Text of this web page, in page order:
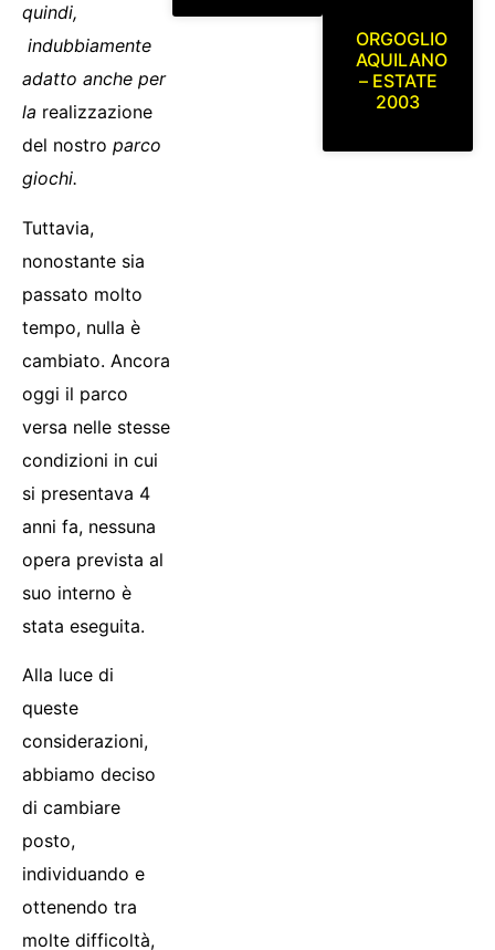
quindi,
indubbiamente
adatto anche per
la realizzazione
del nostro parco
giochi.
Tuttavia,
nonostante sia
passato molto
tempo, nulla è
cambiato. Ancora
oggi il parco
versa nelle stesse
condizioni in cui
si presentava 4
anni fa, nessuna
opera prevista al
suo interno è
stata eseguita.
Alla luce di
queste
considerazioni,
abbiamo deciso
di cambiare
posto,
individuando e
ottenendo tra
molte difficoltà,
ORGOGLIO
AQUILANO
– ESTATE
2003